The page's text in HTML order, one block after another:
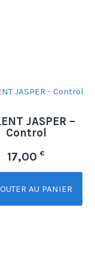
JASPER –
Control
17,00€
AU PANIER